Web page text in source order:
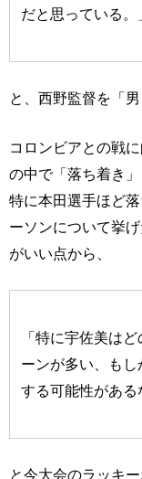
だと思っている。
と、西野監督を「
コロンビアとの戦
の中で「落ち着き
特に本田選手ほど
ーソンについて挙
がいい点から、
「特に宇佐美は
ーンが多い、も
する可能性がある
と今大会のラッキ